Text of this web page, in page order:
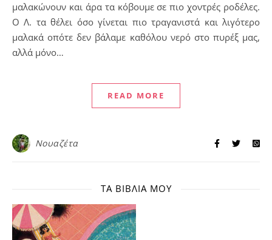
μαλακώνουν και άρα τα κόβουμε σε πιο χοντρές ροδέλες.
Ο Λ. τα θέλει όσο γίνεται πιο τραγανιστά και λιγότερο
μαλακά οπότε δεν βάλαμε καθόλου νερό στο πυρέξ μας,
αλλά μόνο…
READ MORE
Νουαζέτα
ΤΑ ΒΙΒΛΊΑ ΜΟΥ